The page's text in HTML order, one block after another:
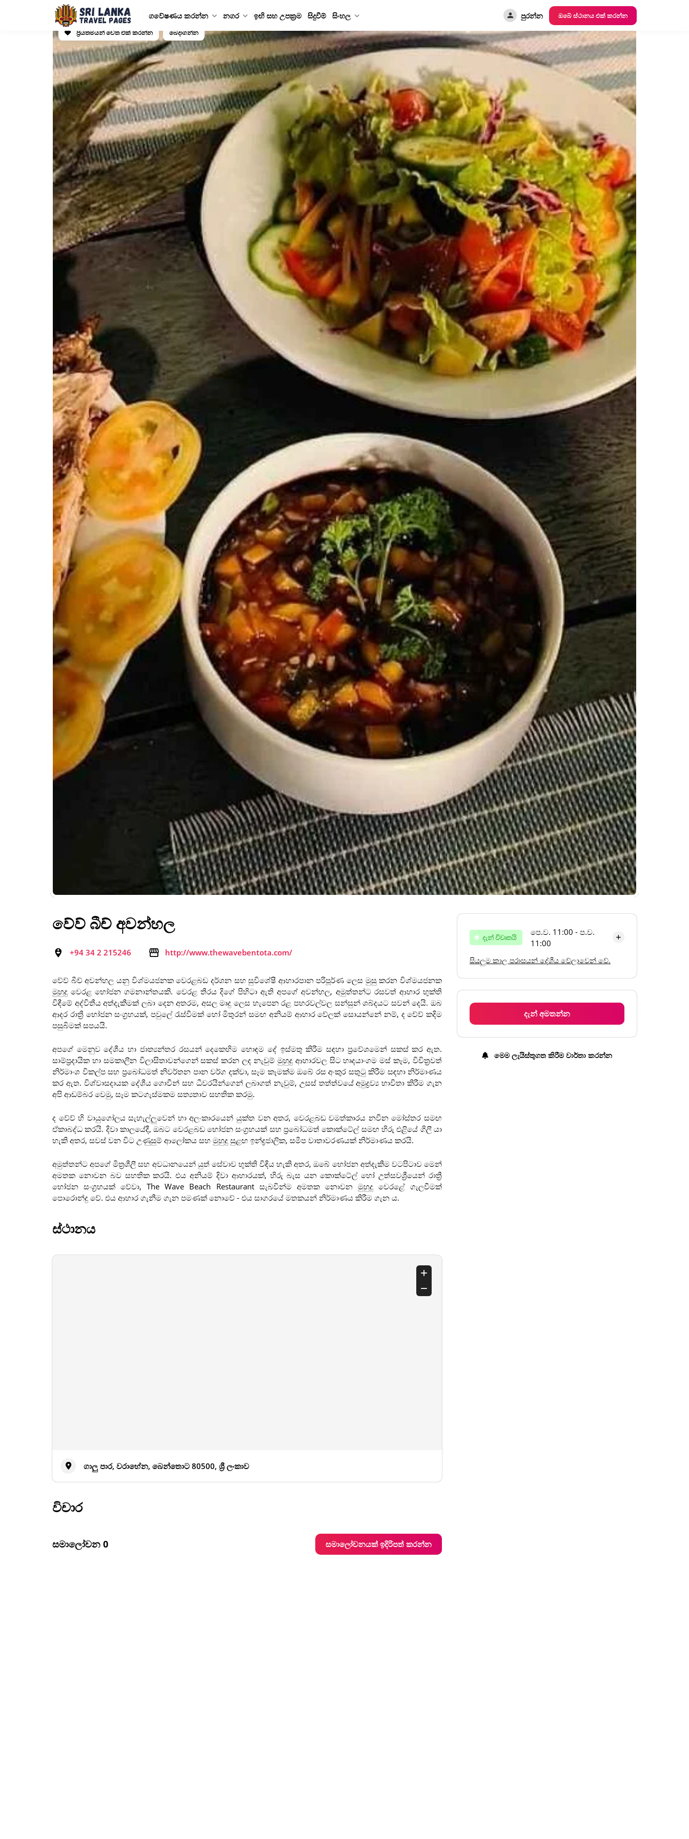
ගවේෂණය කරන්න නගර ඉඟි සහ උපක්‍රම සිදුවීම් සිංහල පුරන්න
ඔබේ ස්ථානය එක් කරන්න
ප්‍රියතමයන් වෙත එක් කරන්න
බෙදාගන්න
වේව් බීච් අවන්හල
+94 34 2 215246 http://www.thewavebentota.com/
වේව් බීච් අවන්හල යනු විශ්මයජනක වෙරළබඩ දර්ශන සහ සුවිශේෂී ආහාරපාන පරිපූර්ණ ලෙස මුසු කරන විශ්මයජනක
මුහුදු වෙරළ භෝජන ගමනාන්තයකි. වෙරළ තීරය දිගේ පිහිටා ඇති අපගේ අවන්හල, අමුත්තන්ට රසවත් ආහාර භුක්ති
විඳීමේ අද්විතීය අත්දැකීමක් ලබා දෙන අතරම, අසල මෘදු ලෙස හැපෙන රළ පහරවල්වල සන්සුන් ශබ්දයට සවන් දෙයි. ඔබ
ආදර රාත්‍රී භෝජන සංග්‍රහයක්, පවුලේ රැස්වීමක් හෝ මිතුරන් සමඟ අනියම් ආහාර වේලක් සොයන්නේ නම්, ද වේව් කදිම
පසුබිමක් සපයයි.
අපගේ මෙනුව දේශීය හා ජාත්‍යන්තර රසයන් දෙකෙහිම හොඳම දේ ඉස්මතු කිරීම සඳහා ප්‍රවේශමෙන් සකස් කර ඇත.
සාම්ප්‍රදායික හා සමකාලීන විලාසිතාවන්ගෙන් සකස් කරන ලද නැවුම් මුහුදු ආහාරවල සිට හෘදයාංගම මස් කෑම, විචිත්‍රවත්
නිර්මාංශ විකල්ප සහ ප්‍රබෝධමත් නිවර්තන පාන වර්ග දක්වා, සෑම කෑමක්ම ඔබේ රස අංකුර සතුටු කිරීම සඳහා නිර්මාණය
කර ඇත. විශ්වාසදායක දේශීය ගොවීන් සහ ධීවරයින්ගෙන් ලබාගත් නැවුම්, උසස් තත්ත්වයේ අමුද්‍රව්‍ය භාවිතා කිරීම ගැන
අපි ආඩම්බර වෙමු, සෑම කටගැස්මකම සත්‍යතාව සහතික කරමු.
ද වේව් හි වායුගෝලය සැහැල්ලුවෙන් හා අලංකාරයෙන් යුක්ත වන අතර, වෙරළබඩ චමත්කාරය නවීන මෝස්තර සමඟ
ඒකාබද්ධ කරයි. දිවා කාලයේදී, ඔබට වෙරළබඩ භෝජන සංග්‍රහයක් සහ ප්‍රබෝධමත් කොක්ටේල් සමඟ හිරු එළියේ ගිලී යා
හැකි අතර, සවස් වන විට උණුසුම් ආලෝකය සහ මුහුදු සුළඟ ඉන්ද්‍රජාලික, සමීප වාතාවරණයක් නිර්මාණය කරයි.
අමුත්තන්ට අපගේ මිත්‍රශීලී සහ අවධානයෙන් යුත් සේවාව භුක්ති විඳිය හැකි අතර, ඔබේ භෝජන අත්දැකීම වටපිටාව මෙන්
අමතක නොවන බව සහතික කරයි. එය අනියම් දිවා ආහාරයක්, හිරු බැස යන කොක්ටේල් හෝ උත්සවශ්‍රීයෙන් රාත්‍රී
භෝජන සංග්‍රහයක් වේවා, The Wave Beach Restaurant සැබවින්ම අමතක නොවන මුහුදු වෙරළේ ගැලවීමක්
පොරොන්දු වේ. එය ආහාර ගැනීම ගැන පමණක් නොවේ - එය සාගරයේ මතකයන් නිර්මාණය කිරීම ගැන ය.
ස්ථානය
ගාලු පාර, වරාහේන, බෙන්තොට 80500, ශ්‍රී ලංකාව
විචාර
සමාලෝචන 0 සමාලෝචනයක් ඉදිරිපත් කරන්න
දැන් විවෘතයි
පෙ.ව. 11:00 - ප.ව.
11:00
සඳුදා
අඟහරුවාදා
පෙ.ව. 11:00 - ප.ව. 11:00
බදාදා
පෙ.ව. 11:00 - ප.ව. 11:00
බ්‍රහස්පතින්දා
පෙ.ව. 11:00 - ප.ව. 11:00
සියලුම කාල පරාසයන් දේශීය වේලාවෙන් වේ.
දැන් අමතන්න
මෙම ලැයිස්තුගත කිරීම වාර්තා කරන්න